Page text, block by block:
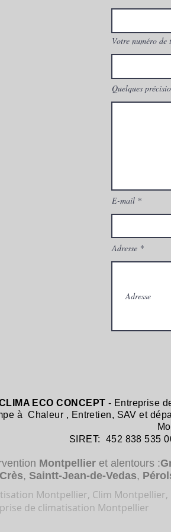
Votre numéro de
Quelques
E-mail
Adresse
ECO CONCEPT - Entreprise
à Chaleur , Entretien, SAV et
SIRET: 452 838 535
Montpellieret alentours :
, Saintt-Jean-de-Vedas,
Montpellier, Clim
de climatisation Montpellier